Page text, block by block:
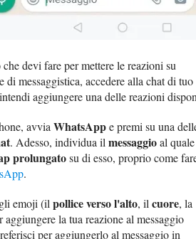
devi fare per mettere le reazioni su
messaggistica, accedere alla chat di tuo
aggiungere una delle reazioni
avviaWhatsAppe premi su una
. Adesso, individua ilmessaggioal quale
prolungatosu di esso, proprio come
.
emoji (ilpollice verso l'alto, ilcuore, la
aggiungere la tua reazione al messaggio
per aggiungerlo al messaggio in